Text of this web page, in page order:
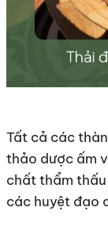
Tất cả các
thảo dược ấm
chất thẩm
các huyệt đạo